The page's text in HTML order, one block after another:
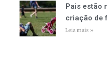
Pais estão
criação de
Leia mais »